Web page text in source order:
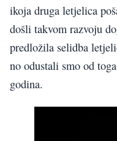
ikoja druga letjelica
došli takvom razvoju
predložila selidba
no odustali smo od
godina.